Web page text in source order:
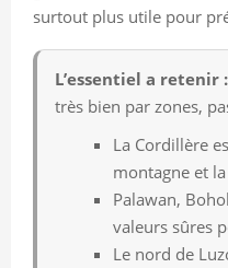
surtout plus utile pour
L’essentiel a retenir :
très bien par zones,
La Cordillère
montagne et
Palawan,
valeurs sûres
Le nord de